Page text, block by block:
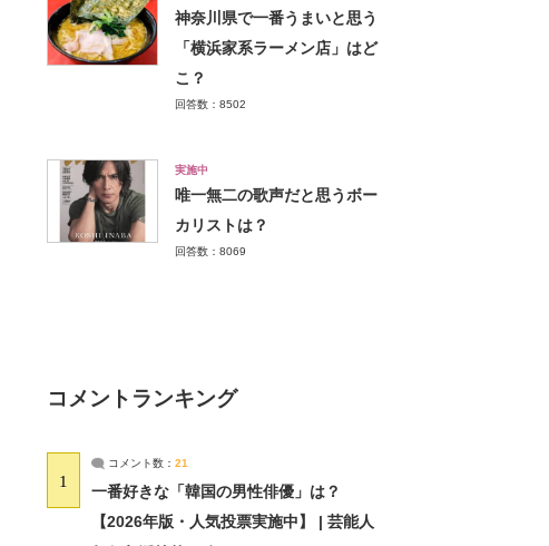
神奈川県で一番うまいと思う
「横浜家系ラーメン店」はど
こ？
回答数：8502
実施中
唯一無二の歌声だと思うボー
カリストは？
回答数：8069
コメントランキング
1
コメント数： 21
一番好きな「韓国の男性俳優」は？
【2026年版・人気投票実施中】 | 芸能人